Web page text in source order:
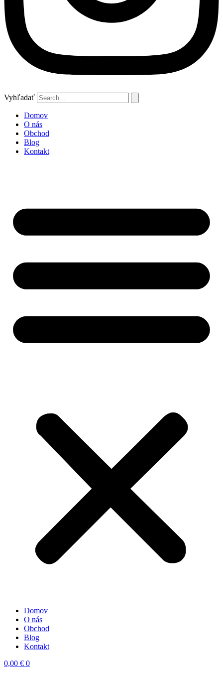
Vyhľadať
Domov
O nás
Obchod
Blog
Kontakt
Domov
O nás
Obchod
Blog
Kontakt
0,00 € 0